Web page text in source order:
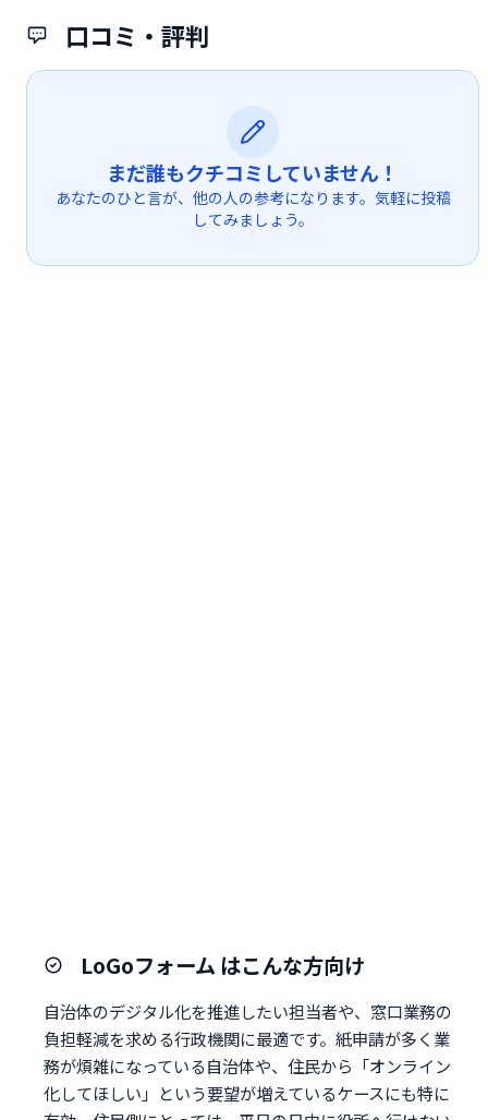
口コミ・評判
まだ誰もクチコミしていません！
あなたのひと言が、他の人の参考になります。気軽に投稿
してみましょう。
LoGoフォーム はこんな方向け
自治体のデジタル化を推進したい担当者や、窓口業務の
負担軽減を求める行政機関に最適です。紙申請が多く業
務が煩雑になっている自治体や、住民から「オンライン
化してほしい」という要望が増えているケースにも特に